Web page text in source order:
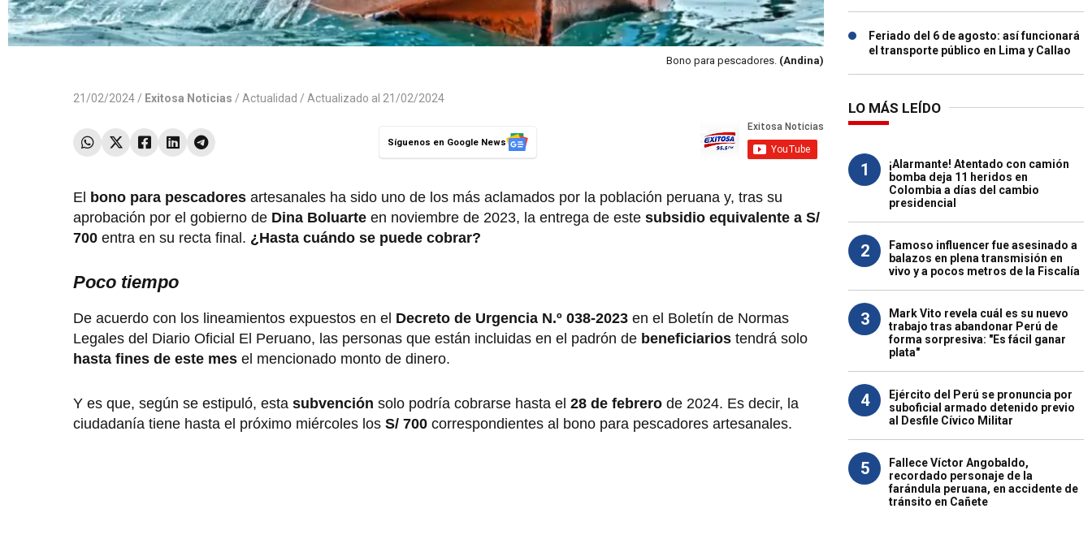
Bono para pescadores. (Andina)
21/02/2024 / Exitosa Noticias / Actualidad / Actualizado al 21/02/2024
Síguenos en Google News
El bono para pescadores artesanales ha sido uno de los más aclamados por la población peruana y, tras su
aprobación por el gobierno de Dina Boluarte en noviembre de 2023, la entrega de este subsidio equivalente a S/
700 entra en su recta final. ¿Hasta cuándo se puede cobrar?
Poco tiempo
De acuerdo con los lineamientos expuestos en el Decreto de Urgencia N.º 038-2023 en el Boletín de Normas
Legales del Diario Oficial El Peruano, las personas que están incluidas en el padrón de beneficiarios tendrá solo
hasta fines de este mes el mencionado monto de dinero.
Y es que, según se estipuló, esta subvención solo podría cobrarse hasta el 28 de febrero de 2024. Es decir, la
ciudadanía tiene hasta el próximo miércoles los S/ 700 correspondientes al bono para pescadores artesanales.
Feriado del 6 de agosto: así funcionará
el transporte público en Lima y Callao
LO MÁS LEÍDO
1
¡Alarmante! Atentado con camión
bomba deja 11 heridos en
Colombia a días del cambio
presidencial
2
Famoso influencer fue asesinado a
balazos en plena transmisión en
vivo y a pocos metros de la Fiscalía
3
Mark Vito revela cuál es su nuevo
trabajo tras abandonar Perú de
forma sorpresiva: "Es fácil ganar
plata"
4
Ejército del Perú se pronuncia por
suboficial armado detenido previo
al Desfile Cívico Militar
5
Fallece Víctor Angobaldo,
recordado personaje de la
farándula peruana, en accidente de
tránsito en Cañete